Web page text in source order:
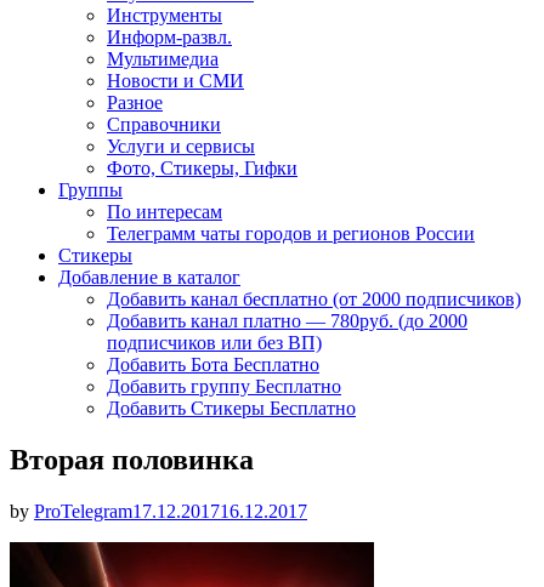
Инструменты
Информ-развл.
Мультимедиа
Новости и СМИ
Разное
Справочники
Услуги и сервисы
Фото, Стикеры, Гифки
Группы
По интересам
Телеграмм чаты городов и регионов России
Стикеры
Добавление в каталог
Добавить канал бесплатно (от 2000 подписчиков)
Добавить канал платно — 780руб. (до 2000
подписчиков или без ВП)
Добавить Бота Бесплатно
Добавить группу Бесплатно
Добавить Стикеры Бесплатно
Вторая половинка
by ProTelegramОпубликовано
17.12.201716.12.2017